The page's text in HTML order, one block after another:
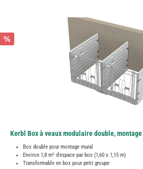
%
Kerbl Box à veaux modulaire double, montage
Box double pour montage mural
Environ 1,8 m² d'espace par box (1,60 x 1,15 m)
Transformable en box pour petit groupe